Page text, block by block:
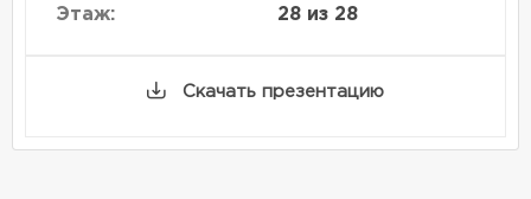
Этаж: 28 из 28
Скачать презентацию